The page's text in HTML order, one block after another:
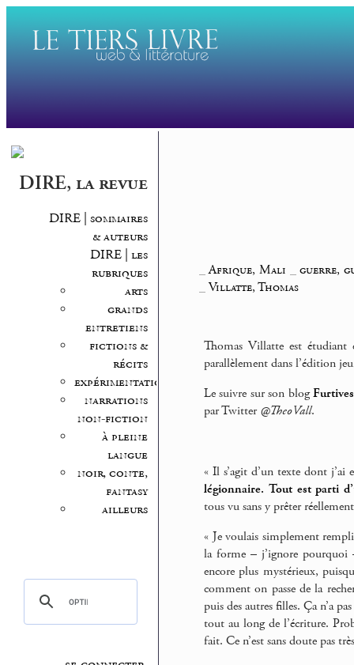
DIRE, la revue
DIRE | sommaires
& auteurs
DIRE | les
rubriques
arts
grands
entretiens
fictions &
récits
expérimentation
narrations
non-fiction
à pleine
langue
noir, conte,
fantasy
ailleurs
_Afrique, Mali _guerre,
Villatte, Thomas
Thomas Villatte est étudiant
parallèlement dans l’édition
Le suivre sur son blogFurtives
par Twitter@TheoVall.
« Il s’agit d’un texte dont
légionnaire. Tout est parti d’
tous vu sans y prêter
« Je voulais simplement
la forme – j’ignore pourquoi
encore plus mystérieux,
comment on passe de la
puis des autres filles. Ça n’a
tout au long de l’écriture.
fait. Ce n’est sans doute pas